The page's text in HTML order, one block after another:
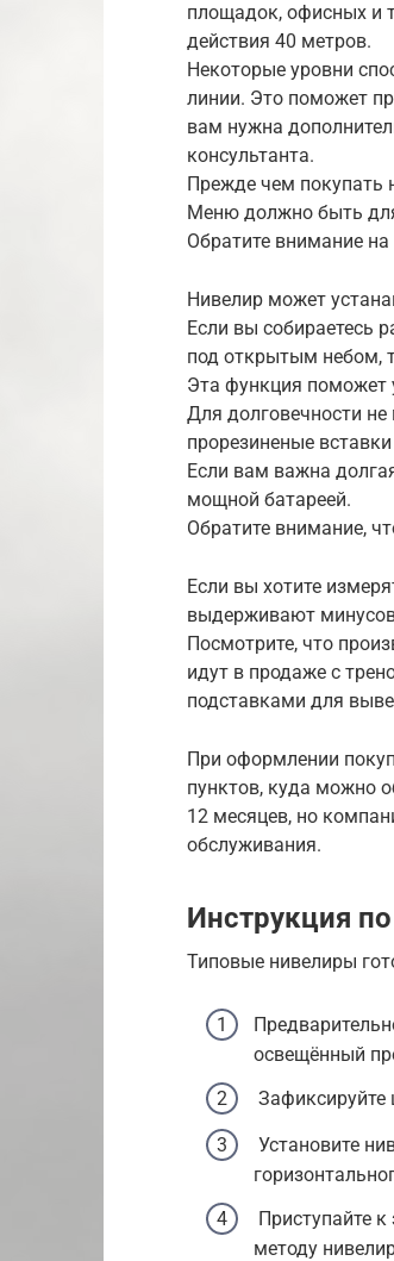
площадок, офисных и
действия 40 метров.
Некоторые уровни
линии. Это поможет
вам нужна
консультанта.
Прежде чем покупать
Меню должно быть
Обратите внимание
Нивелир может
Если вы собираетесь
под открытым небом,
Эта функция поможет
Для долговечности
прорезиненые
Если вам важна
мощной батареей.
Обратите внимание,
Если вы хотите
выдерживают
Посмотрите, что
идут в продаже с
подставками для
При оформлении
пунктов, куда можно
12 месяцев, но
обслуживания.
Инструкция
Типовые нивелиры
освещённый
Установите
Приступайте
методу